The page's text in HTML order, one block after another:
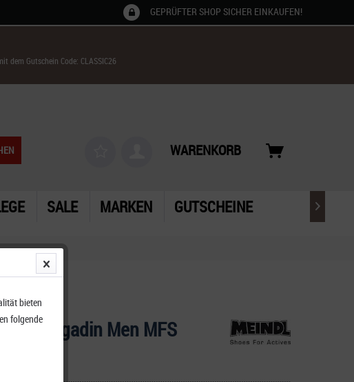
GEPRÜFTER SHOP SICHER EINKAUFEN!
dem Gutschein Code: CLASSIC26
WARENKORB
SALE MARKEN GUTSCHEINE 
Engadin Men MFS
bieten
folgende